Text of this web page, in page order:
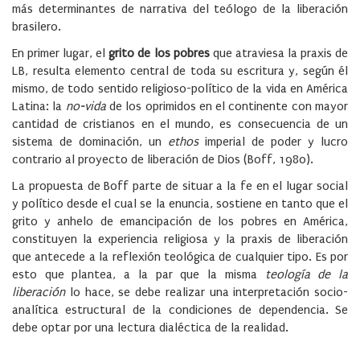
más determinantes de narrativa del teólogo de la liberación
brasilero.
En primer lugar, elgrito de los pobres que atraviesa la praxis de
LB, resulta elemento central de toda su escritura y, según él
mismo, de todo sentido religioso-político de la vida en América
Latina: la no-vida de los oprimidos en el continente con mayor
cantidad de cristianos en el mundo, es consecuencia de un
sistema de dominación, un ethos imperial de poder y lucro
contrario al proyecto de liberación de Dios (Boff, 1980).
La propuesta de Boff parte de situar a la fe en el lugar social
y político desde el cual se la enuncia, sostiene en tanto que el
grito y anhelo de emancipación de los pobres en América,
constituyen la experiencia religiosa y la praxis de liberación
que antecede a la reflexión teológica de cualquier tipo. Es por
esto que plantea, a la par que la misma
teología de la
liberación lo hace, se debe realizar una interpretación socio-
analítica estructural de la condiciones de dependencia. Se
debe optar por una lectura dialéctica de la realidad.